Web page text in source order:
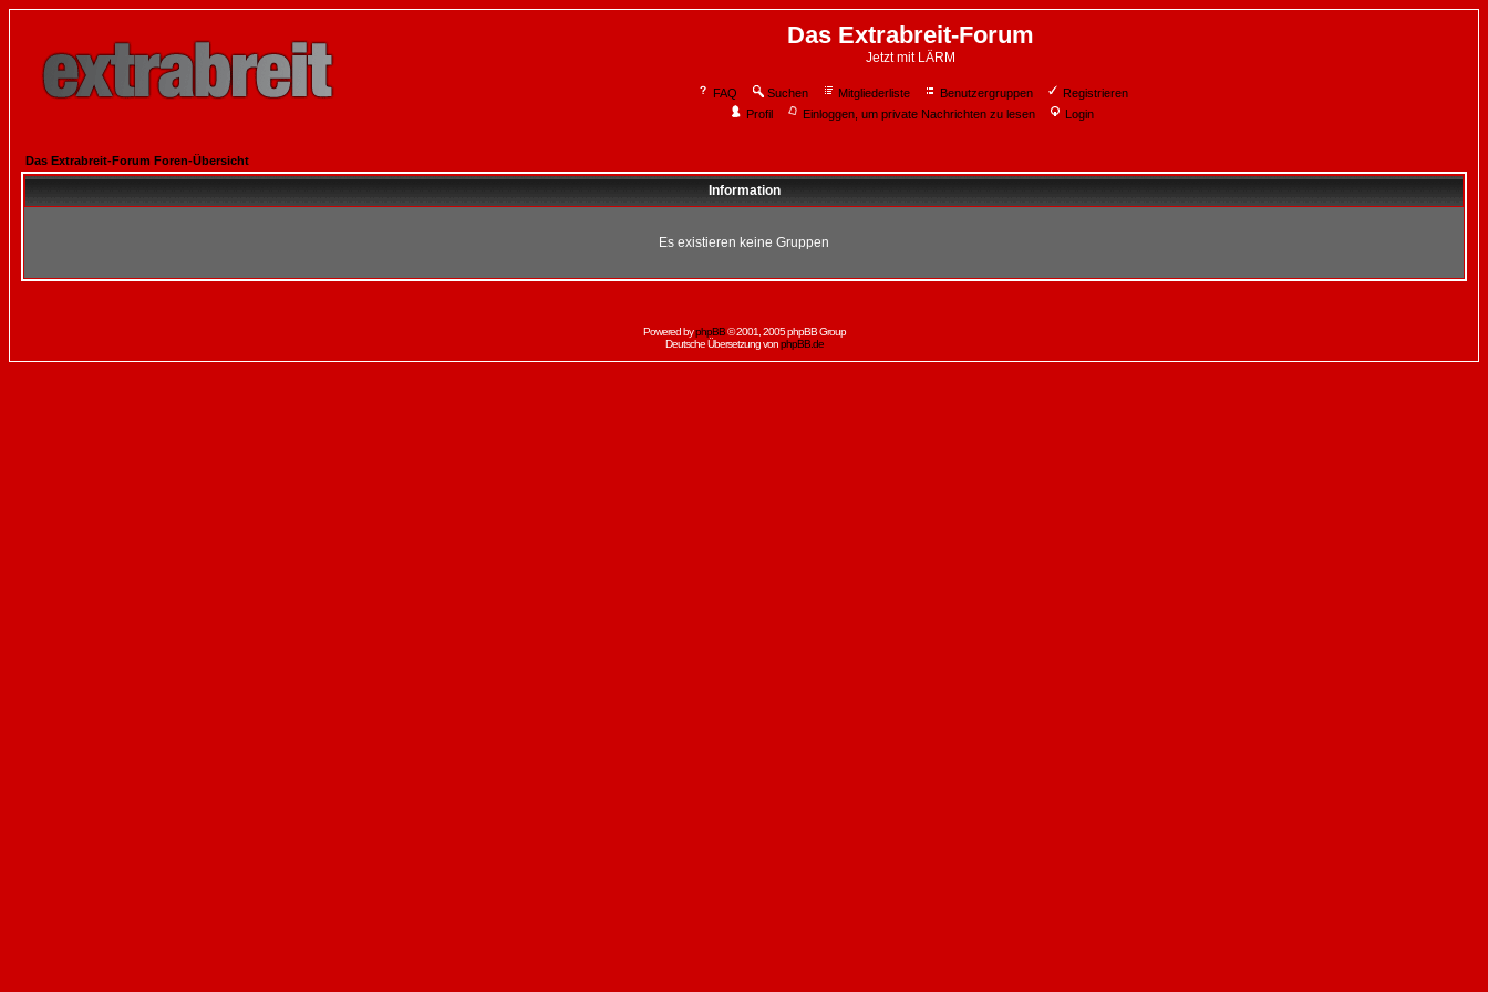
Das Extrabreit-Forum
Jetzt mit LÄRM
FAQ Suchen Mitgliederliste Benutzergruppen
Registrieren
Profil
Einloggen, um private Nachrichten zu lesen Login
Das Extrabreit-Forum Foren-Übersicht
Information
Es existieren keine Gruppen
Powered byphpBB© 2001, 2005 phpBB Group
Deutsche Übersetzung vonphpBB.de